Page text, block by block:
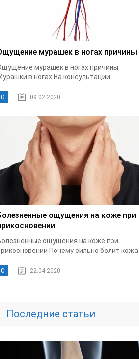
мурашек в ногах причины
мурашек в ногах причины
в ногах На консультации...
0 09.02.2020
ощущения на коже при
ощущения на коже при
Почему сильно болит кожа...
0 22.04.2020
Последние статьи